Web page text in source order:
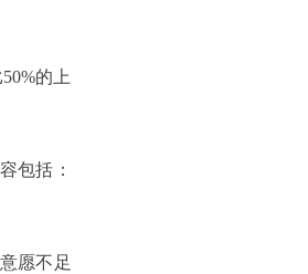
的上
包括：
愿不足